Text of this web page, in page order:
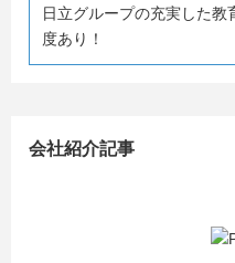
日立グループの充実した教
度あり！
会社紹介記事